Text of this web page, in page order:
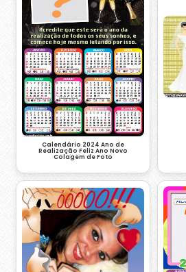
Calendário 2024 Ano de
Realização Feliz Ano Novo
Colagem de Foto